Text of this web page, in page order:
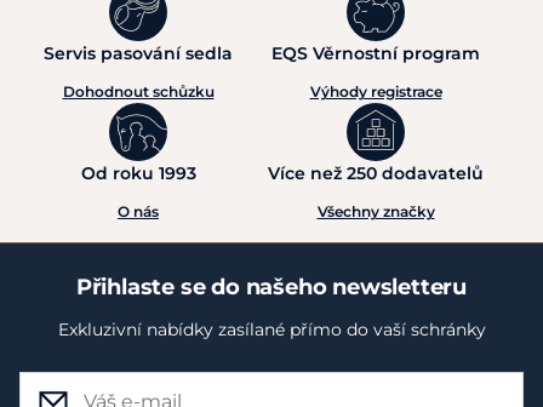
Servis pasování sedla
Dohodnout schůzku
EQS Věrnostní program
Výhody registrace
Od roku 1993
O nás
Více než 250 dodavatelů
Všechny značky
Přihlaste se do našeho newsletteru
Exkluzivní nabídky zasílané přímo do vaší schránky